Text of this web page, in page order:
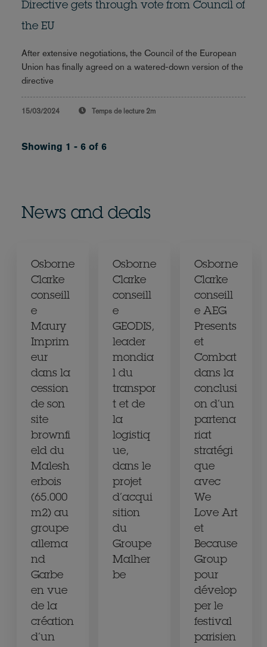
Directive gets through vote from Council of
the EU
After extensive negotiations, the Council of the European
Union has finally agreed on a watered-down version of the
directive
15/03/2024 Temps de lecture 2m
Showing 1 - 6 of 6
News and deals
Osborne
Clarke
conseill
e
Maury
Imprim
eur
dans la
cession
de son
site
brownfi
eld du
Malesh
erbois
(65.000
m2) au
groupe
allema
nd
Garbe
en vue
de la
création
d’un
Osborne
Clarke
conseill
e
GEODIS,
leader
mondia
l du
transpor
t et de
la
logistiq
ue,
dans le
projet
d’acqui
sition
du
Groupe
Malher
be
Osborne
Clarke
conseill
e AEG
Presents
et
Combat
dans la
conclusi
on d’un
partena
riat
stratégi
que
avec
We
Love Art
et
Because
Group
pour
dévelop
per le
festival
parisien